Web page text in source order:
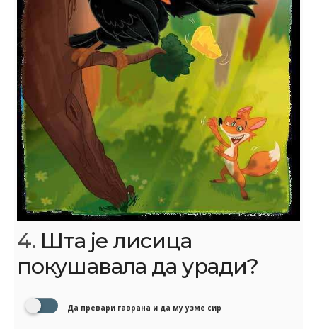
4. Шта је лисица
покушавала да уради?
Да превари гаврана и да му узме сир